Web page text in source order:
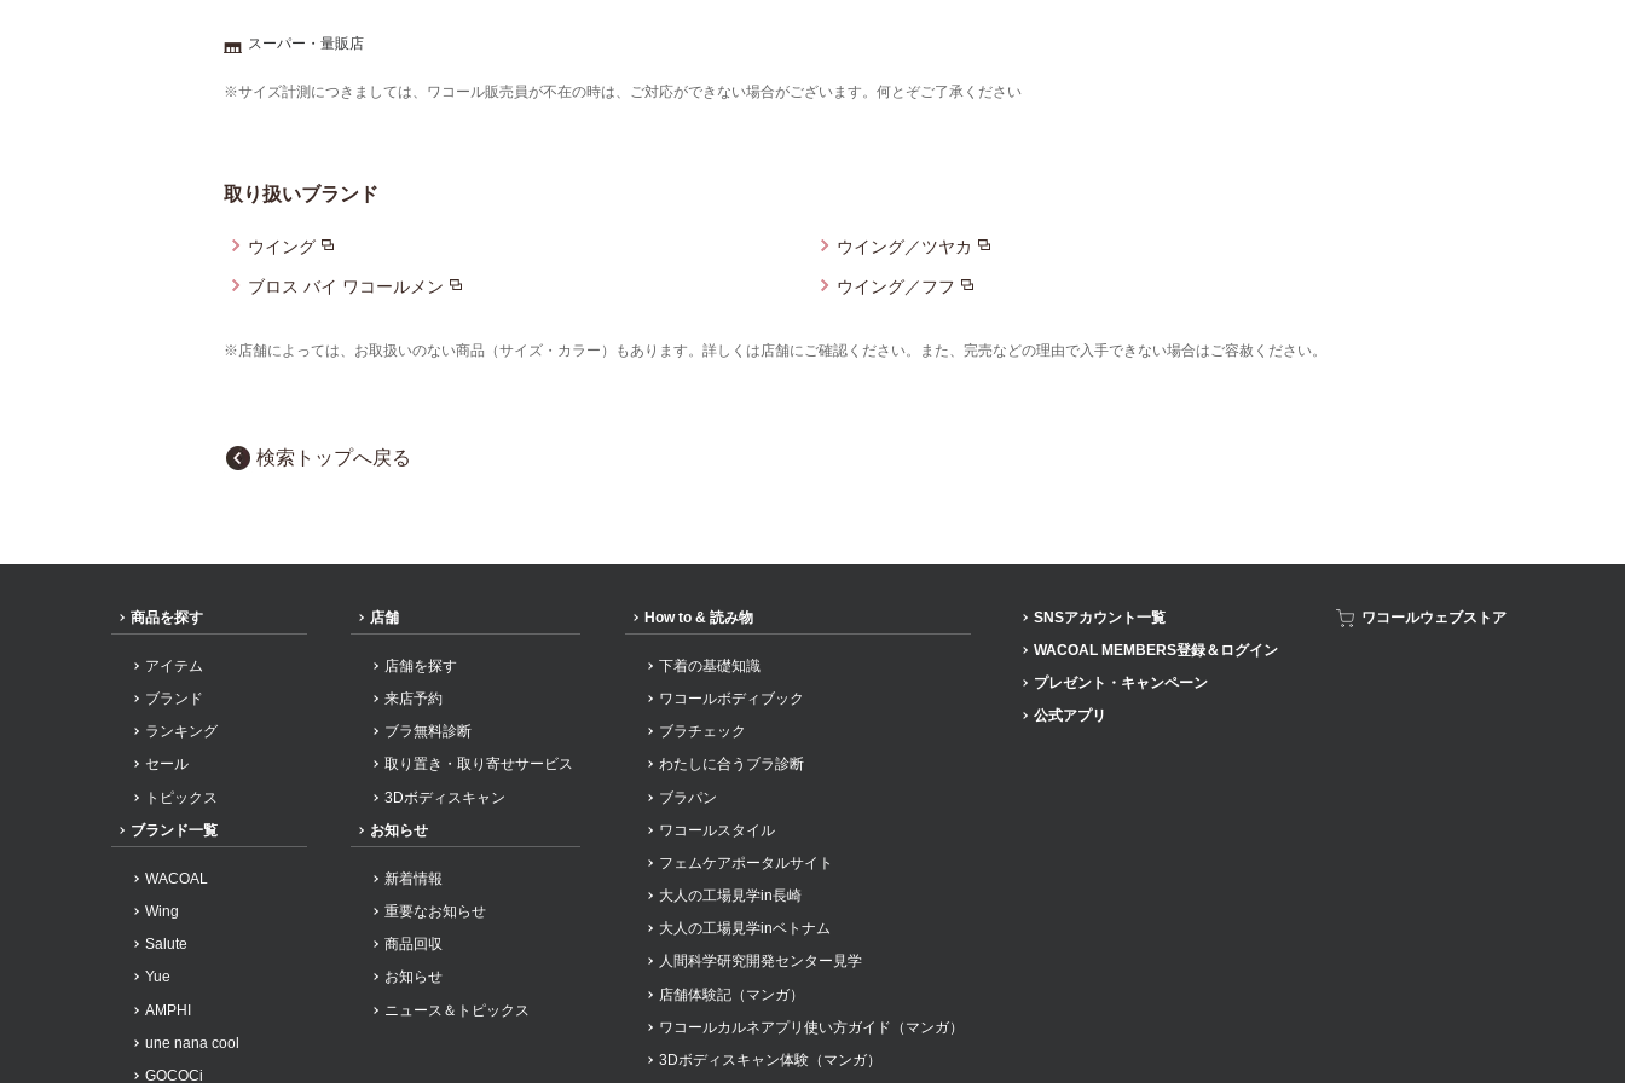
スーパー・量販店
※サイズ計測につきましては、ワコール販売員が不在の時は、ご対応ができない場合がございます。何とぞご了承ください
取り扱いブランド
ウイング ウイング／ツヤカ
ブロス バイ ワコールメン ウイング／フフ
※店舗によっては、お取扱いのない商品（サイズ・カラー）もあります。詳しくは店舗にご確認ください。また、完売などの理由で入手できない場合はご容赦ください。
検索トップへ戻る
商品を探す
アイテム
ブランド
ランキング
セール
トピックス
ブランド一覧
WACOAL
Wing
Salute
Yue
AMPHI
une nana cool
GOCOCi
店舗
店舗を探す
来店予約
ブラ無料診断
取り置き・取り寄せサービス
3Dボディスキャン
お知らせ
新着情報
重要なお知らせ
商品回収
お知らせ
ニュース＆トピックス
How to & 読み物
下着の基礎知識
ワコールボディブック
ブラチェック
わたしに合うブラ診断
ブラパン
ワコールスタイル
フェムケアポータルサイト
大人の工場見学in長崎
大人の工場見学inベトナム
人間科学研究開発センター見学
店舗体験記（マンガ）
ワコールカルネアプリ使い方ガイド（マンガ）
3Dボディスキャン体験（マンガ）
SNSアカウント一覧
WACOAL MEMBERS登録＆ログイン
プレゼント・キャンペーン
公式アプリ
ワコールウェブストア